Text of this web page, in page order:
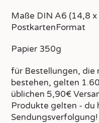
Maße DIN A6 (14,8
PostkartenFormat
Papier 350g
für Bestellungen, die
bestehen, gelten
üblichen 5,90€
Produkte gelten - du
Sendungsverfolgung!